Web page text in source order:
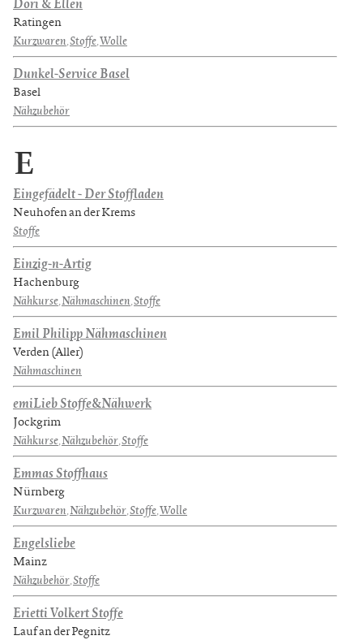
Ratingen
Kurzwaren,Stoffe,Wolle
Dunkel-Service Basel
Basel
Nähzubehör
E
Eingefädelt - Der Stoffladen
Neuhofen an der Krems
Stoffe
Einzig-n-Artig
Hachenburg
Nähkurse,Nähmaschinen,Stoffe
Emil Philipp Nähmaschinen
Verden (Aller)
Nähmaschinen
emiLieb Stoffe&Nähwerk
Jockgrim
Nähkurse,Nähzubehör,Stoffe
Emmas Stoffhaus
Nürnberg
Kurzwaren,Nähzubehör,Stoffe,Wolle
Engelsliebe
Mainz
Nähzubehör,Stoffe
Erietti Volkert Stoffe
Lauf an der Pegnitz